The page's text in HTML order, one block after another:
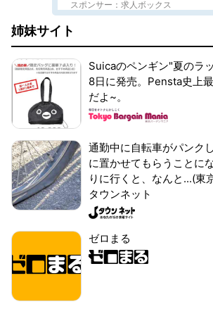
スポンサー：求人ボックス
姉妹サイト
Suicaのペンギン"夏のラ
8日に発売。Pensta史上
だよ~。
通勤中に自転車がパンク
に置かせてもらうことに
りに行くと、なんと...(東
タウンネット
ゼロまる